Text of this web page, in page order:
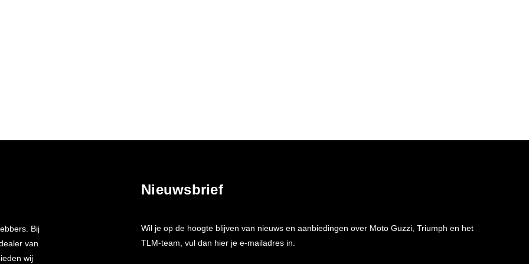
Bij
van
wij
Nieuwsbrief
Wil je op de hoogte blijven van nieuws en aanbiedingen over Moto Guzzi, Triumph en het
TLM-team, vul dan hier je e-mailadres in.